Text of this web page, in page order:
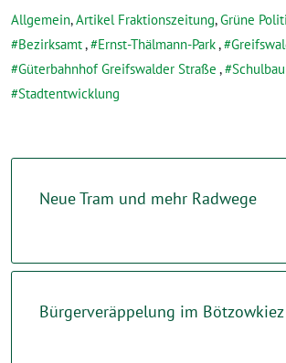
Allgemein,Artikel Fraktionszeitung,Grüne
Bezirksamt, Ernst-Thälmann-Park,
Güterbahnhof Greifswalder Straße , Schulbau
Stadtentwicklung
Neue Tram und mehr Radwege
Bürgerveräppelung im Bötzowkiez